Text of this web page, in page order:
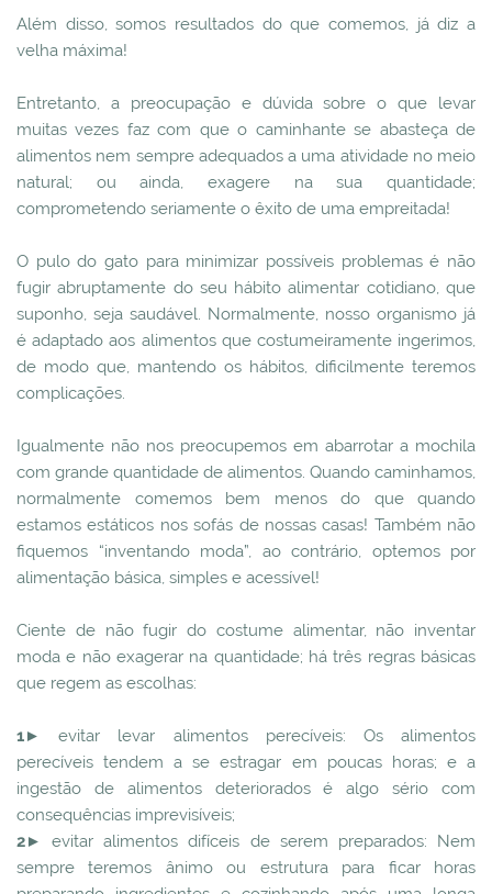
Além disso, somos resultados do que comemos, já diz a
velha máxima!
Entretanto, a preocupação e dúvida sobre o que levar
muitas vezes faz com que o caminhante se abasteça de
alimentos nem sempre adequados a uma atividade no meio
natural; ou ainda, exagere na sua quantidade;
comprometendo seriamente o êxito de uma empreitada!
O pulo do gato para minimizar possíveis problemas é não
fugir abruptamente do seu hábito alimentar cotidiano, que
suponho, seja saudável. Normalmente, nosso organismo já
é adaptado aos alimentos que costumeiramente ingerimos,
de modo que, mantendo os hábitos, dificilmente teremos
complicações.
Igualmente não nos preocupemos em abarrotar a mochila
com grande quantidade de alimentos. Quando caminhamos,
normalmente comemos bem menos do que quando
estamos estáticos nos sofás de nossas casas! Também não
fiquemos “inventando moda”, ao contrário, optemos por
alimentação básica, simples e acessível!
Ciente de não fugir do costume alimentar, não inventar
moda e não exagerar na quantidade; há três regras básicas
que regem as escolhas:
1►
evitar levar alimentos perecíveis: Os alimentos
perecíveis tendem a se estragar em poucas horas; e a
ingestão de alimentos deteriorados é algo sério com
consequências imprevisíveis;
2►
evitar alimentos difíceis de serem preparados: Nem
sempre teremos ânimo ou estrutura para ficar horas